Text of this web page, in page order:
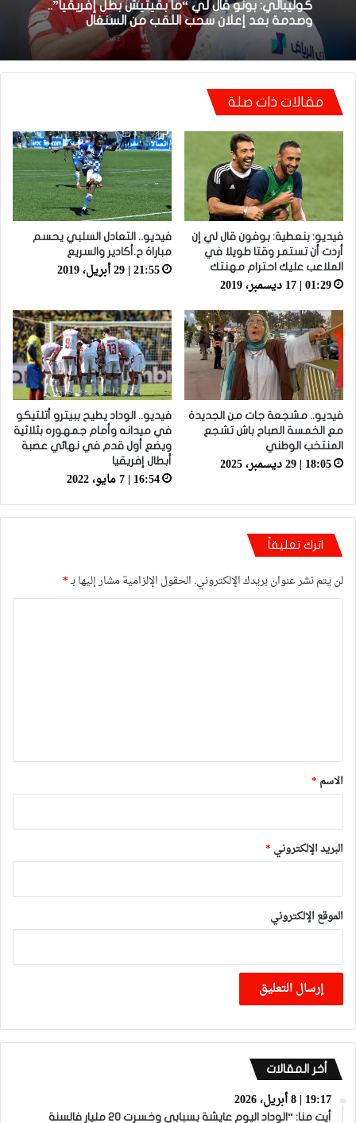
13:39 | 3 أبريل، 2026
كوليبالي: بونو قال لي “ما بقيتيش بطل إفريقيا”..
وصدمة بعد إعلان سحب اللقب من السنغال
لقجع: ملف المغرب أمام الطاس محسوم ولدينا
أدلة موثقة وقوية
مقالات ذات صلة
فيديو: بنعطية: بوفون قال لي إن
أردت أن تستمر وقتا طويلا في
الملاعب عليك احترام مهنتك
01:29 | 17 ديسمبر، 2019
فيديو.. التعادل السلبي يحسم
مباراة ح.أكادير والسريع
21:55 | 29 أبريل، 2019
فيديو.. مشجعة جات من الجديدة
مع الخمسة الصباح باش تشجع
المنتخب الوطني
18:05 | 29 ديسمبر، 2025
فيديو.. الوداد يطيح ببيترو أتلتيكو
في ميدانه وأمام جمهوره بثلاثية
ويضع أول قدم في نهائي عصبة
أبطال إفريقيا
16:54 | 7 مايو، 2022
اترك تعليقاً
لن يتم نشر عنوان بريدك الإلكتروني. الحقول الإلزامية مشار إليها بـ*
*
الاسم *
البريد الإلكتروني *
الموقع الإلكتروني
أخر المقالات
19:17 | 8 أبريل، 2026
أيت منا: “الوداد اليوم عايشة بسبابي وخسرت 20 مليار فالسنة